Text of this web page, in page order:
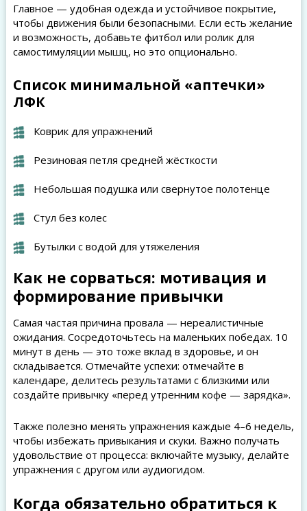
Главное — удобная одежда и устойчивое покрытие,
чтобы движения были безопасными. Если есть желание
и возможность, добавьте фитбол или ролик для
самостимуляции мышц, но это опционально.
Список минимальной «аптечки»
ЛФК
Коврик для упражнений
Резиновая петля средней жёсткости
Небольшая подушка или свернутое полотенце
Стул без колес
Бутылки с водой для утяжеления
Как не сорваться: мотивация и
формирование привычки
Самая частая причина провала — нереалистичные
ожидания. Сосредоточьтесь на маленьких победах. 10
минут в день — это тоже вклад в здоровье, и он
складывается. Отмечайте успехи: отмечайте в
календаре, делитесь результатами с близкими или
создайте привычку «перед утренним кофе — зарядка».
Также полезно менять упражнения каждые 4–6 недель,
чтобы избежать привыкания и скуки. Важно получать
удовольствие от процесса: включайте музыку, делайте
упражнения с другом или аудиогидом.
Когда обязательно обратиться к